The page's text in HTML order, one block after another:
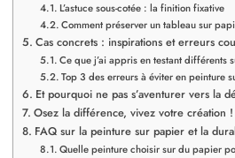
L’astuce sous-cotée : la finition fixative
Comment préserver un tableau sur
Cas concrets : inspirations et erreurs
Ce que j’ai appris en testant différents
Top 3 des erreurs à éviter en peinture
Et pourquoi ne pas s’aventurer vers la
Osez la différence, vivez votre création !
FAQ sur la peinture sur papier et la
Quelle peinture choisir sur du papier